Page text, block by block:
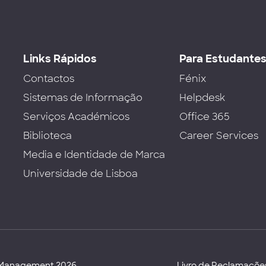
Links Rápidos
Contactos
Sistemas de Informação
Serviços Académicos
Biblioteca
Media e Identidade de Marca
Universidade de Lisboa
Para
Fénix
Helpdesk
Office 365
Career Services